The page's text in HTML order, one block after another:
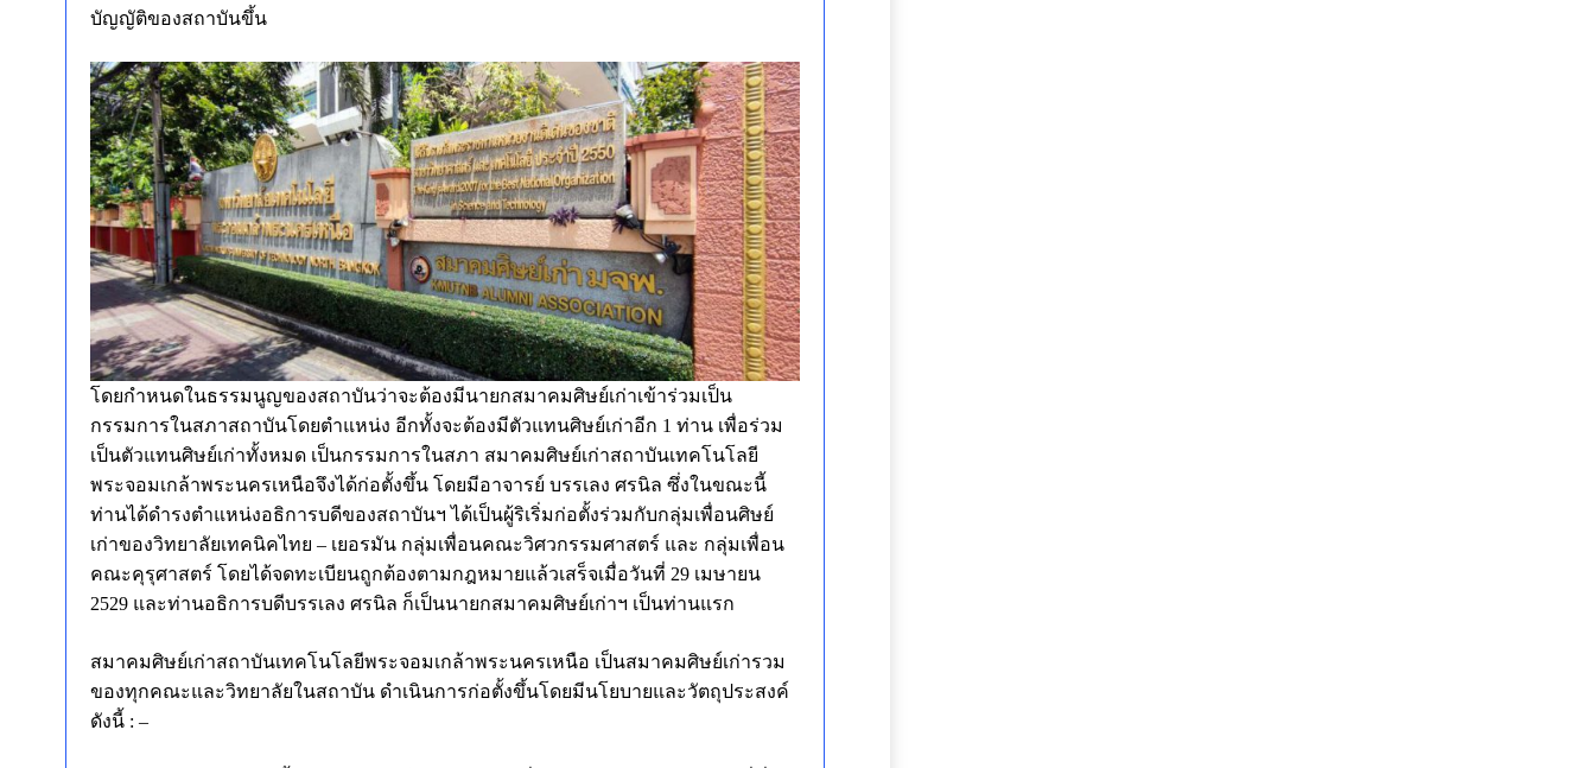
บัญญัติของสถาบันขึ้น
โดยกำหนดในธรรมนูญของสถาบันว่าจะต้องมีนายกสมาคมศิษย์เก่าเข้าร่วมเป็น
กรรมการในสภาสถาบันโดยตำแหน่ง อีกทั้งจะต้องมีตัวแทนศิษย์เก่าอีก 1 ท่าน เพื่อร่วม
เป็นตัวแทนศิษย์เก่าทั้งหมด เป็นกรรมการในสภา สมาคมศิษย์เก่าสถาบันเทคโนโลยี
พระจอมเกล้าพระนครเหนือจึงได้ก่อตั้งขึ้น โดยมีอาจารย์ บรรเลง ศรนิล ซึ่งในขณะนี้
ท่านได้ดำรงตำแหน่งอธิการบดีของสถาบันฯ ได้เป็นผู้ริเริ่มก่อตั้งร่วมกับกลุ่มเพื่อนศิษย์
เก่าของวิทยาลัยเทคนิคไทย – เยอรมัน กลุ่มเพื่อนคณะวิศวกรรมศาสตร์ และ กลุ่มเพื่อน
คณะคุรุศาสตร์ โดยได้จดทะเบียนถูกต้องตามกฎหมายแล้วเสร็จเมื่อวันที่ 29 เมษายน
2529 และท่านอธิการบดีบรรเลง ศรนิล ก็เป็นนายกสมาคมศิษย์เก่าฯ เป็นท่านแรก
สมาคมศิษย์เก่าสถาบันเทคโนโลยีพระจอมเกล้าพระนครเหนือ เป็นสมาคมศิษย์เก่ารวม
ของทุกคณะและวิทยาลัยในสถาบัน ดำเนินการก่อตั้งขึ้นโดยมีนโยบายและวัตถุประสงค์
ดังนี้ : –